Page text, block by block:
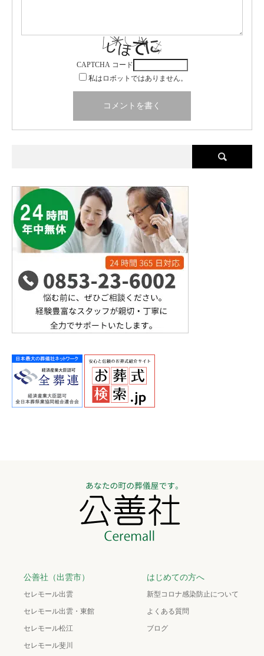
CAPTCHA コード
私はロボットではありません。
公善社（出雲市）
セレモール出雲
セレモール出雲・東館
セレモール松江
セレモール斐川
はじめての方へ
新型コロナ感染防止について
よくある質問
ブログ